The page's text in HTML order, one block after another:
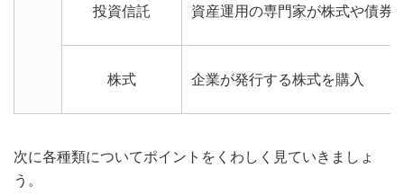
投資信託 資産運用の専門家が株式や債券
株式 企業が発行する株式を購入
次に各種類についてポイントをくわしく見ていきましょ
う。